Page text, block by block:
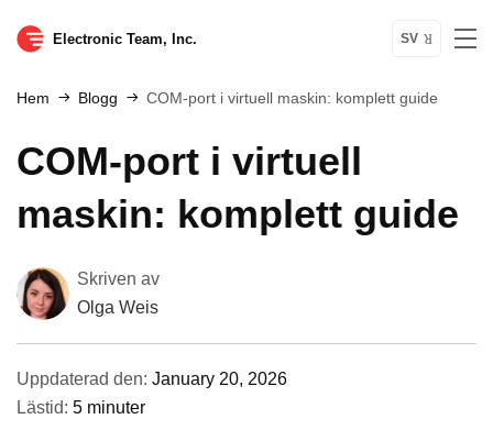
Electronic Team, Inc. SV
Hem Blogg COM-port i virtuell maskin: komplett guide
COM-port i virtuell
maskin: komplett guide
Skriven av
Olga Weis
Uppdaterad den: January 20, 2026
Lästid: 5 minuter